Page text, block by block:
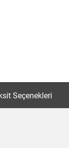
Seçenekleri